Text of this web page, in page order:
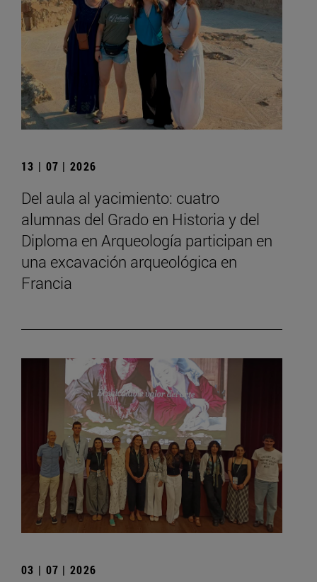
13 | 07 | 2026
Del aula al yacimiento: cuatro
alumnas del Grado en Historia y del
Diploma en Arqueología participan en
una excavación arqueológica en
Francia
03 | 07 | 2026